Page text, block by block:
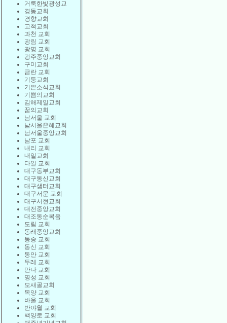
거룩한빛광성교
경동교회
경향교회
고척교회
과천 교회
광림 교회
광명 교회
광주중앙교회
구미교회
금란 교회
기둥교회
기쁜소식교회
기쁨의교회
김해제일교회
꿈의교회
남서울 교회
남서울은혜교회
남서울중앙교회
남포 교회
내리 교회
내일교회
다일 교회
대구동부교회
대구동신교회
대구샘터교회
대구서문 교회
대구서현교회
대전중앙교회
대조동순복음
도림 교회
동래중앙교회
동숭 교회
동신 교회
동안 교회
두레 교회
만나 교회
명성 교회
모새골교회
목양 교회
바울 교회
반야월 교회
백양로 교회